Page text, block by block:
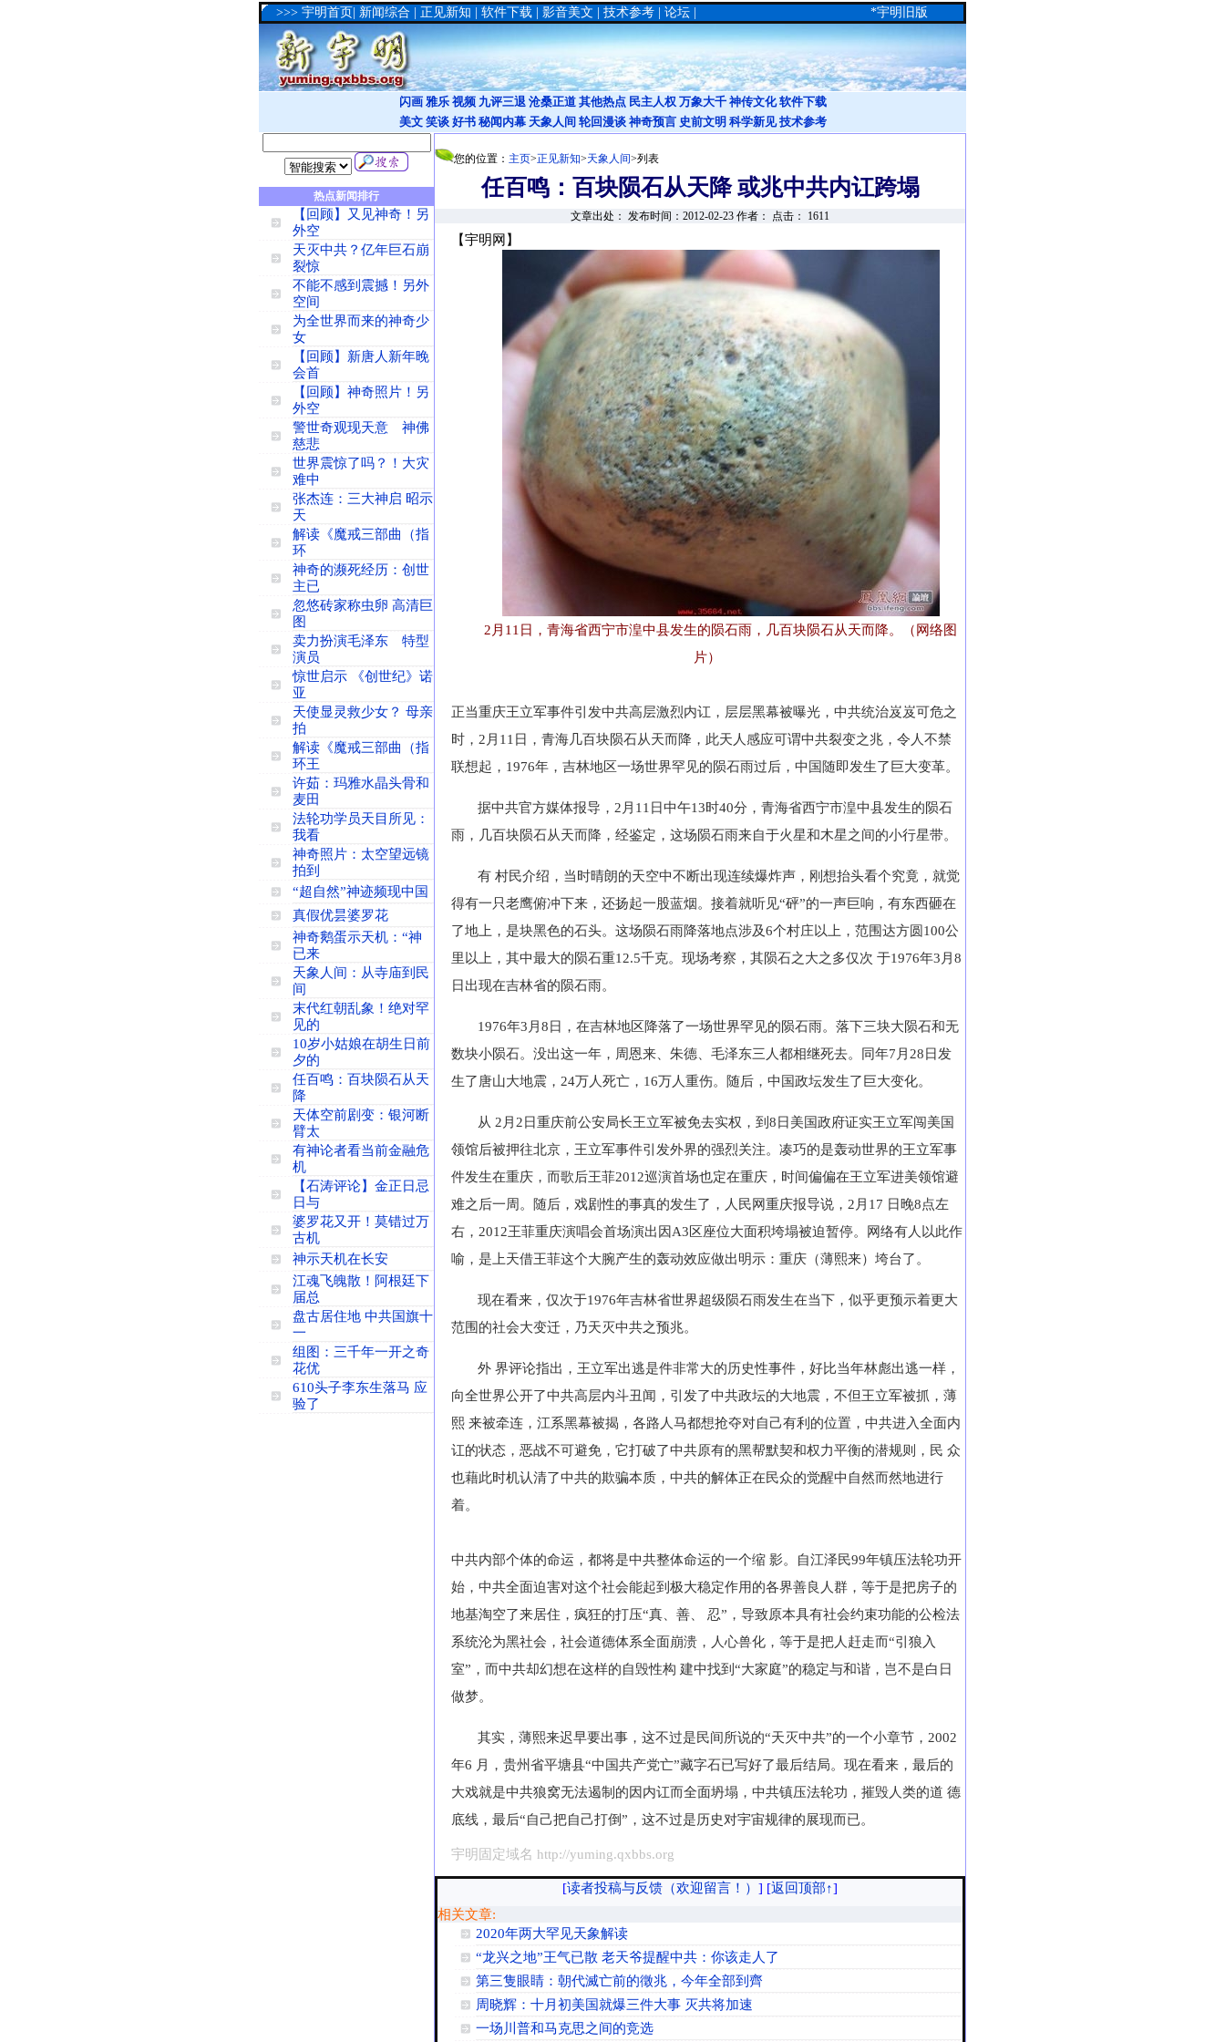
>>> 宇明首页 新闻综合 正见新知 软件下载 影音美文 技术参考 论坛 *宇明旧版
闪画 雅乐 视频 九评三退 沧桑正道 其他热点 民主人权 万象大千 神传文化 软件下载
美文 笑谈 好书 秘闻内幕 天象人间 轮回漫谈 神奇预言 史前文明 科学新见 技术参考
热点新闻排行
【回顾】又见神奇！另
外空
天灭中共？亿年巨石崩
裂惊
不能不感到震撼！另外
空间
为全世界而来的神奇少
女
【回顾】新唐人新年晚
会首
【回顾】神奇照片！另
外空
警世奇观现天意 神佛
慈悲
世界震惊了吗？！大灾
难中
张杰连：三大神启 昭示
天
解读《魔戒三部曲（指
环
神奇的濒死经历：创世
主已
忽悠砖家称虫卵 高清巨
图
卖力扮演毛泽东 特型
演员
惊世启示 《创世纪》诺
亚
天使显灵救少女？ 母亲
拍
解读《魔戒三部曲（指
环王
许茹：玛雅水晶头骨和
麦田
法轮功学员天目所见：
我看
神奇照片：太空望远镜
拍到
“超自然”神迹频现中国
真假优昙婆罗花
神奇鹅蛋示天机：“神
已来
天象人间：从寺庙到民
间
末代红朝乱象！绝对罕
见的
10岁小姑娘在胡生日前
夕的
任百鸣：百块陨石从天
降
天体空前剧变：银河断
臂太
有神论者看当前金融危
机
【石涛评论】金正日忌
日与
婆罗花又开！莫错过万
古机
神示天机在长安
江魂飞魄散！阿根廷下
届总
盘古居住地 中共国旗十
一
组图：三千年一开之奇
花优
610头子李东生落马 应
验了
您的位置： 主页>正见新知>天象人间>列表
任百鸣：百块陨石从天降 或兆中共内讧跨塌
文章出处： 发布时间：2012-02-23 作者： 点击： 1611
【宇明网】
2月11日，青海省西宁市湟中县发生的陨石雨，几百块陨石从天而降。（网络图
片）
正当重庆王立军事件引发中共高层激烈内讧，层层黑幕被曝光，中共统治岌岌可危之
时，2月11日，青海几百块陨石从天而降，此天人感应可谓中共裂变之兆，令人不禁
联想起，1976年，吉林地区一场世界罕见的陨石雨过后，中国随即发生了巨大变革。
据中共官方媒体报导，2月11日中午13时40分，青海省西宁市湟中县发生的陨石
雨，几百块陨石从天而降，经鉴定，这场陨石雨来自于火星和木星之间的小行星带。
有 村民介绍，当时晴朗的天空中不断出现连续爆炸声，刚想抬头看个究竟，就觉
得有一只老鹰俯冲下来，还扬起一股蓝烟。接着就听见“砰”的一声巨响，有东西砸在
了地上，是块黑色的石头。这场陨石雨降落地点涉及6个村庄以上，范围达方圆100公
里以上，其中最大的陨石重12.5千克。现场考察，其陨石之大之多仅次 于1976年3月8
日出现在吉林省的陨石雨。
1976年3月8日，在吉林地区降落了一场世界罕见的陨石雨。落下三块大陨石和无
数块小陨石。没出这一年，周恩来、朱德、毛泽东三人都相继死去。同年7月28日发
生了唐山大地震，24万人死亡，16万人重伤。随后，中国政坛发生了巨大变化。
从 2月2日重庆前公安局长王立军被免去实权，到8日美国政府证实王立军闯美国
领馆后被押往北京，王立军事件引发外界的强烈关注。凑巧的是轰动世界的王立军事
件发生在重庆，而歌后王菲2012巡演首场也定在重庆，时间偏偏在王立军进美领馆避
难之后一周。随后，戏剧性的事真的发生了，人民网重庆报导说，2月17 日晚8点左
右，2012王菲重庆演唱会首场演出因A3区座位大面积垮塌被迫暂停。网络有人以此作
喻，是上天借王菲这个大腕产生的轰动效应做出明示：重庆（薄熙来）垮台了。
现在看来，仅次于1976年吉林省世界超级陨石雨发生在当下，似乎更预示着更大
范围的社会大变迁，乃天灭中共之预兆。
外 界评论指出，王立军出逃是件非常大的历史性事件，好比当年林彪出逃一样，
向全世界公开了中共高层内斗丑闻，引发了中共政坛的大地震，不但王立军被抓，薄
熙 来被牵连，江系黑幕被揭，各路人马都想抢夺对自己有利的位置，中共进入全面内
讧的状态，恶战不可避免，它打破了中共原有的黑帮默契和权力平衡的潜规则，民 众
也藉此时机认清了中共的欺骗本质，中共的解体正在民众的觉醒中自然而然地进行
着。
中共内部个体的命运，都将是中共整体命运的一个缩 影。自江泽民99年镇压法轮功开
始，中共全面迫害对这个社会能起到极大稳定作用的各界善良人群，等于是把房子的
地基淘空了来居住，疯狂的打压“真、善、 忍”，导致原本具有社会约束功能的公检法
系统沦为黑社会，社会道德体系全面崩溃，人心兽化，等于是把人赶走而“引狼入
室”，而中共却幻想在这样的自毁性构 建中找到“大家庭”的稳定与和谐，岂不是白日
做梦。
其实，薄熙来迟早要出事，这不过是民间所说的“天灭中共”的一个小章节，2002
年6 月，贵州省平塘县“中国共产党亡”藏字石已写好了最后结局。现在看来，最后的
大戏就是中共狼窝无法遏制的因内讧而全面坍塌，中共镇压法轮功，摧毁人类的道 德
底线，最后“自己把自己打倒”，这不过是历史对宇宙规律的展现而已。
宇明固定域名 http://yuming.qxbbs.org
[读者投稿与反馈（欢迎留言！） ] [返回顶部↑]
相关文章:
2020年两大罕见天象解读
“龙兴之地”王气已散 老天爷提醒中共：你该走人了
第三隻眼睛：朝代滅亡前的徵兆，今年全部到齊
周晓辉：十月初美国就爆三件大事 灭共将加速
一场川普和马克思之间的竞选